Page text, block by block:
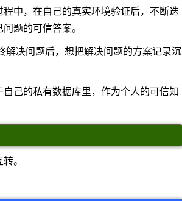
中，在自己的真实环境验证后，不断迭
题的可信答案。
解决问题后，想把解决问题的方案记录沉
己的私有数据库里，作为个人的可信知
。